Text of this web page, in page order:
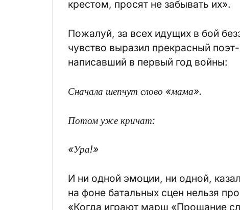
крестом, просят не забывать их».
Пожалуй, за всех идущих в бой
чувство выразил прекрасный
написавший в первый год войны:
Сначала шепчут слово «мама».
Потом уже кричат:
«Ура!»
И ни одной эмоции, ни одной,
на фоне батальных сцен нельзя
«Когда играют марш «Прощание